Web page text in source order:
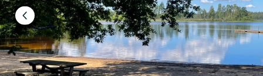
Föregående
bild